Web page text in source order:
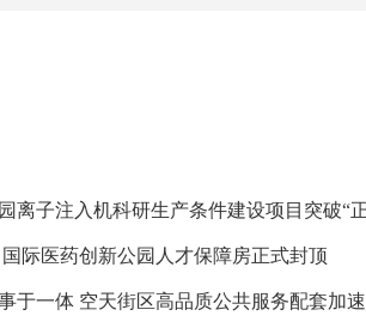
离子注入机科研生产条件建设项目突破“
际医药创新公园人才保障房正式封顶
于一体 空天街区高品质公共服务配套加